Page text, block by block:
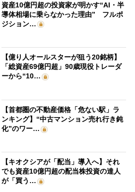
資産10億円超の投資家が明かす“AI・半
導体相場に乗らなかった理由” フルポ
ジション…
【億り人オールスターが狙う20銘柄】
「総資産69億円超」90歳現役トレーダ
ーから“10…
【首都圏の不動産価格「危ない駅」ラ
ンキング】“中古マンション売れ行き鈍
化”のワー…
【キオクシアが「配当」導入へ】それ
でも資産10億円超の配当株投資の達人
が「買う…